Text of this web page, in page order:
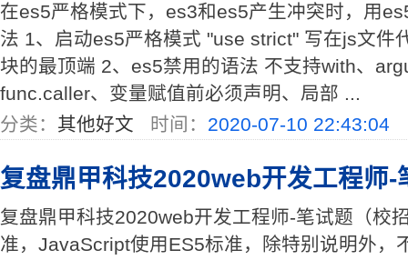
在es5严格模式下，es3和es5产生冲突时，用
法 1、启动es5严格模式 "use strict" 写在js文件
块的最顶端 2、es5禁用的语法 不支持with、
func.caller、变量赋值前必须声明、局部 ...
分类： 其他好文 时间： 2020-07-10 22:43:04
复盘鼎甲科技2020web开发工程师-
复盘鼎甲科技2020web开发工程师-笔试题（校
准，JavaScript使用ES5标准，除特别说明外，